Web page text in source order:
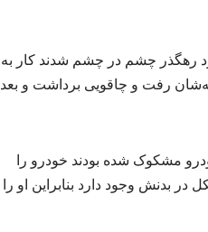
رهگذر چشم در چشم شدند کار به
رفت و چاقویی برداشت و بعد
مشکوک شده بودند خودرو را
تست الکل گرفتند، مشخص شد ۶۹ میلی گرم الکل در بدنش وجود دارد بنابراین او را